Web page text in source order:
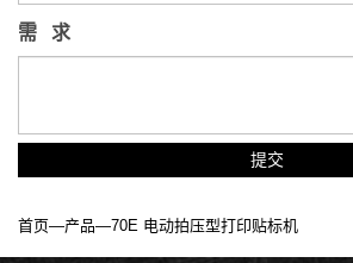
需 求
提交
首页—产品—70E 电动拍压型打印贴标机